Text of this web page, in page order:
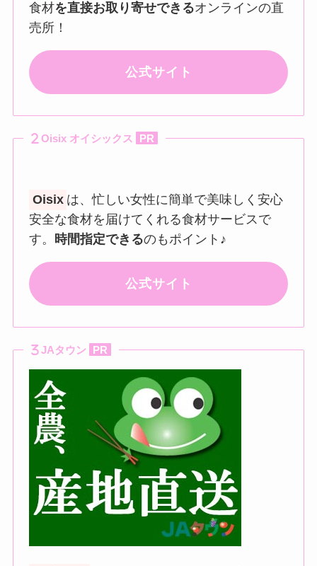
食材を直接お取り寄せできるオンラインの直
売所！
公式サイト
Oisix オイシックス PR
Oisix は、忙しい女性に簡単で美味しく安心
安全な食材を届けてくれる食材サービスで
す。 時間指定できるのもポイント♪
公式サイト
JAタウン PR